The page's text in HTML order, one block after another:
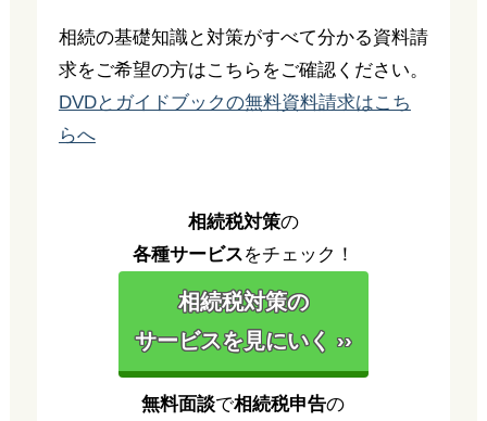
相続の基礎知識と対策がすべて分かる資料請
求をご希望の方はこちらをご確認ください。
DVDとガイドブックの無料資料請求はこち
らへ
相続税対策の
各種サービスをチェック！
相続税対策の
サービスを見にいく ››
無料面談で相続税申告の